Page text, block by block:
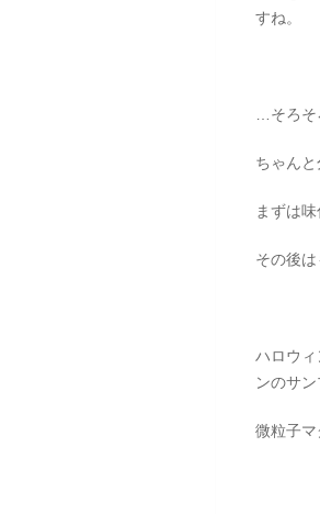
すね。
…そろ
ちゃんと
まずは
その後
ハロウ
ンのサ
微粒子